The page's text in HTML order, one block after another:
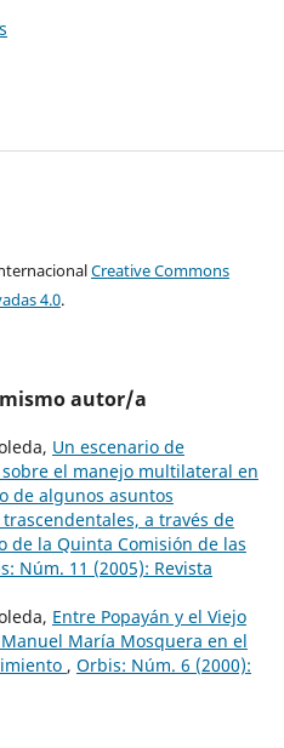
Creative Commons
4.0.
autor/a
Un escenario de
el manejo multilateral en
de algunos asuntos
a través de
de la Quinta Comisión de las
Núm. 11 (2005): Revista
Entre Popayán y el Viejo
María Mosquera en el
, Orbis: Núm. 6 (2000):